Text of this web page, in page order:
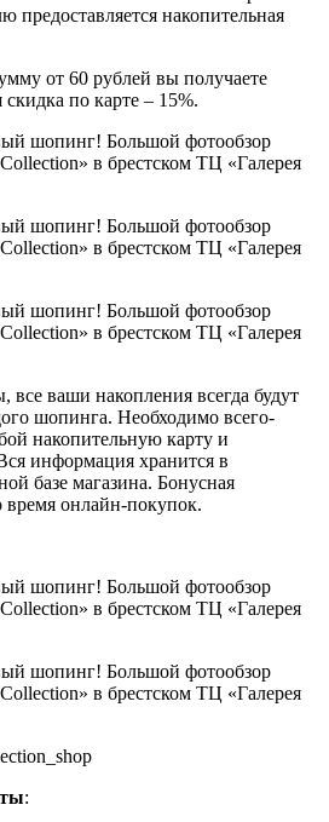
предоставляется накопительная
от 60 рублей вы получаете
по карте – 15%.
ваши накопления всегда будут
шопинга. Необходимо всего-
накопительную карту и
информация хранится в
базе магазина. Бонусная
время онлайн-покупок.
: